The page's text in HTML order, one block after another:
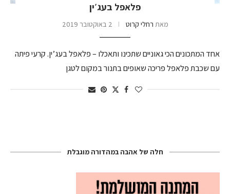
פלאפל בעג׳ין
מאת רחלי קרוט 2 באוקטובר 2019
אחד המתכונים הכי גאוניים שתכינו ותאכלו – פלאפל בעג’ין. קרעי פיתה
עם שכבת פלאפל פריכה שאופים בתנור במקום לטגן
חלה של אהבה במהדורה מוגבלת